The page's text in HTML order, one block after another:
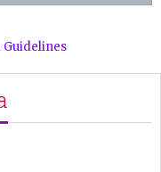
Guidelines